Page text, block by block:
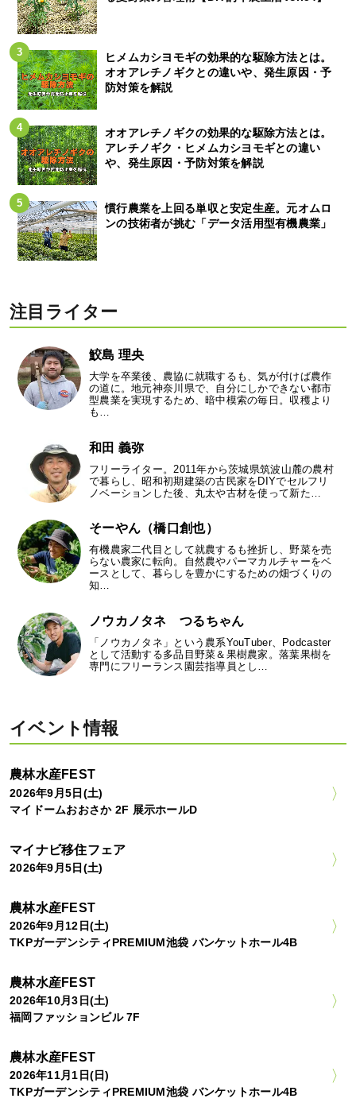
ヒメムカシヨモギの効果的な駆除方法とは。
オオアレチノギクとの違いや、発生原因・予
防対策を解説
オオアレチノギクの効果的な駆除方法とは。
アレチノギク・ヒメムカシヨモギとの違い
や、発生原因・予防対策を解説
慣行農業を上回る単収と安定生産。元オムロ
ンの技術者が挑む「データ活用型有機農業」
注目ライター
鮫島 理央
大学を卒業後、農協に就職するも、気が付けば農作
の道に。地元神奈川県で、自分にしかできない都市
型農業を実現するため、暗中模索の毎日。収穫より
も…
和田 義弥
フリーライター。2011年から茨城県筑波山麓の農村
で暮らし、昭和初期建築の古民家をDIYでセルフリ
ノベーションした後、丸太や古材を使って新た…
そーやん（橋口創也）
有機農家二代目として就農するも挫折し、野菜を売
らない農家に転向。自然農やパーマカルチャーをベ
ースとして、暮らしを豊かにするための畑づくりの
知…
ノウカノタネ つるちゃん
「ノウカノタネ」という農系YouTuber、Podcaster
として活動する多品目野菜＆果樹農家。落葉果樹を
専門にフリーランス園芸指導員とし…
イベント情報
農林水産FEST
2026年9月5日(土)
マイドームおおさか 2F 展示ホールD
マイナビ移住フェア
2026年9月5日(土)
農林水産FEST
2026年9月12日(土)
TKPガーデンシティPREMIUM池袋 バンケットホール4B
農林水産FEST
2026年10月3日(土)
福岡ファッションビル 7F
農林水産FEST
2026年11月1日(日)
TKPガーデンシティPREMIUM池袋 バンケットホール4B